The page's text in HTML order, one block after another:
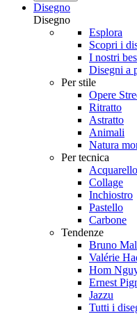
Disegno
Disegno
Esplora
Scopri i
I nostri
Disegni a
Per stile
Opere
Ritratto
Astratto
Animali
Natura
Per tecnica
Acquarello
Collage
Inchiostro
Pastello
Carbone
Tendenze
Bruno
Valérie
Hom
Ernest
Jazzu
Tutti i